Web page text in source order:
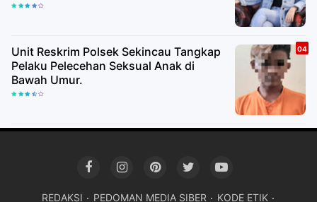
Unit Reskrim Polsek Sekincau Tangkap
Pelaku Pelecehan Seksual Anak di
Bawah Umur.
REDAKSI PEDOMAN MEDIA SIBER KODE ETIK